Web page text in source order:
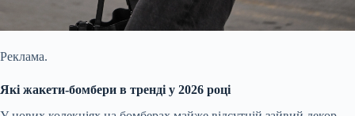
Реклама.
Які жакети-бомбери в тренді у 2026 році